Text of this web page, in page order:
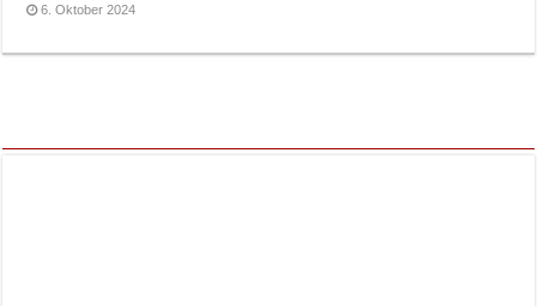
6. Oktober 2024